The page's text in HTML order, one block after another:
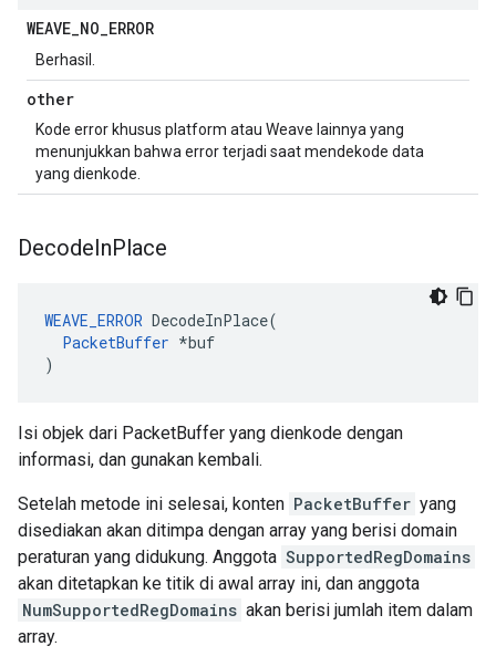
WEAVE_NO_ERROR
Berhasil.
other
Kode error khusus platform atau Weave lainnya yang
menunjukkan bahwa error terjadi saat mendekode data
yang dienkode.
DecodeInPlace
WEAVE_ERROR DecodeInPlace(
PacketBuffer *buf
)
Isi objek dari PacketBuffer yang dienkode dengan
informasi, dan gunakan kembali.
Setelah metode ini selesai, konten PacketBuffer yang
disediakan akan ditimpa dengan array yang berisi domain
peraturan yang didukung. Anggota SupportedRegDomains
akan ditetapkan ke titik di awal array ini, dan anggota
NumSupportedRegDomains akan berisi jumlah item dalam
array.